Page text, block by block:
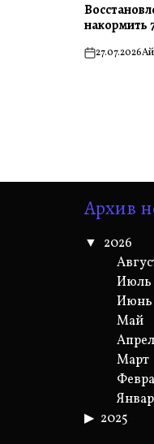
накормить
on27.07.2026
Архив
2026
Июль
Июнь
Май
Март
2025